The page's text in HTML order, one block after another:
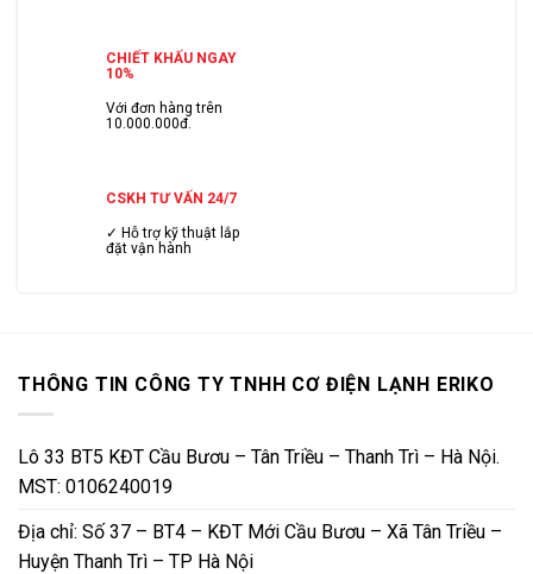
CHIẾT KHẤU NGAY
10%
Với đơn hàng trên
10.000.000đ.
CSKH TƯ VẤN 24/7
✓ Hỗ trợ kỹ thuật lắp
đặt vận hành
THÔNG TIN CÔNG TY TNHH CƠ ĐIỆN LẠNH ERIKO
Lô 33 BT5 KĐT Cầu Bươu – Tân Triều – Thanh Trì – Hà Nội.
MST: 0106240019
Địa chỉ: Số 37 – BT4 – KĐT Mới Cầu Bươu – Xã Tân Triều –
Huyện Thanh Trì – TP Hà Nội